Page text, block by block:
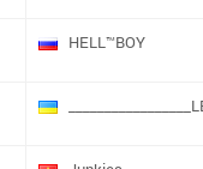
HELL™BOY